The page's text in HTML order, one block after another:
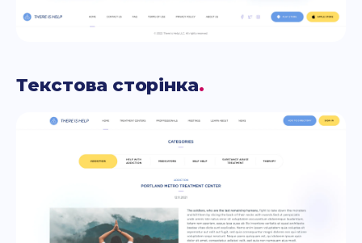
Текстова сторінка.